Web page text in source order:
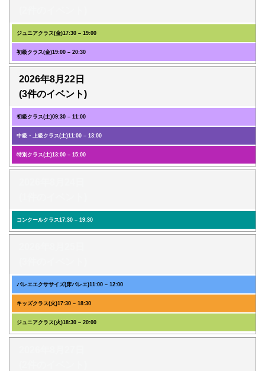
ジュニアクラス(金)17:30 – 19:00
初級クラス(金)19:00 – 20:30
2026年8月22日
(3件のイベント)
初級クラス(土)09:30 – 11:00
中級・上級クラス(土)11:00 – 13:00
特別クラス(土)13:00 – 15:00
コンクールクラス17:30 – 19:30
バレエエクササイズ(床バレエ)11:00 – 12:00
キッズクラス(火)17:30 – 18:30
ジュニアクラス(火)18:30 – 20:00